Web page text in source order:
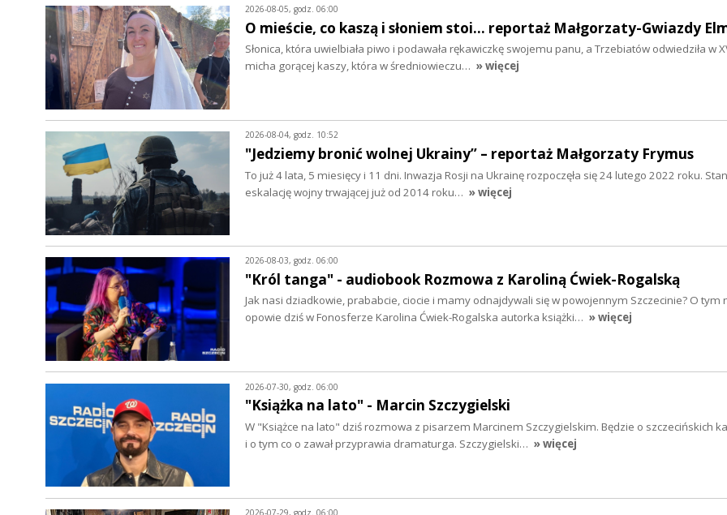
2026-08-05, godz. 06:00
O mieście, co kaszą i słoniem stoi... reportaż Małgorzaty-Gwiazdy
Słonica, która uwielbiała piwo i podawała rękawiczkę swojemu panu, a Trzebiatów odwiedziła w
micha gorącej kaszy, która w średniowieczu… » więcej
2026-08-04, godz. 10:52
"Jedziemy bronić wolnej Ukrainy” – reportaż Małgorzaty Frymus
To już 4 lata, 5 miesięcy i 11 dni. Inwazja Rosji na Ukrainę rozpoczęła się 24 lutego 2022 roku.
eskalację wojny trwającej już od 2014 roku… » więcej
2026-08-03, godz. 06:00
"Król tanga" - audiobook Rozmowa z Karoliną Ćwiek-Rogalską
Jak nasi dziadkowie, prababcie, ciocie i mamy odnajdywali się w powojennym Szczecinie? O tym
opowie dziś w Fonosferze Karolina Ćwiek-Rogalska autorka książki… » więcej
2026-07-30, godz. 06:00
"Książka na lato" - Marcin Szczygielski
W "Książce na lato" dziś rozmowa z pisarzem Marcinem Szczygielskim. Będzie o szczecińskich
i o tym co o zawał przyprawia dramaturga. Szczygielski… » więcej
2026-07-29, godz. 06:00